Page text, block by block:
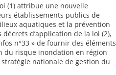
(1) attribue une nouvelle
établissements publics de
aquatiques et la prévention
d’application de la loi (2),
n°33 » de fournir des éléments
du risque inondation en région
nationale de gestion du